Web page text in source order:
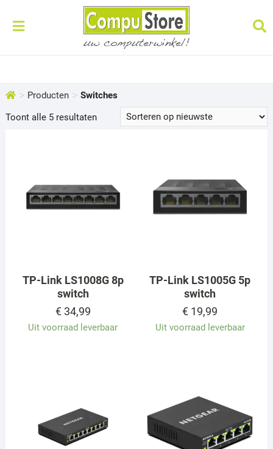
> Producten > Switches
Toont alle 5 resultatenGesorteerd
TP-Link LS1008G 8p
switch
€34,99
Uit voorraad leverbaar
TP-Link LS1005G 5p
switch
€ 19,99
Uit voorraad leverbaar